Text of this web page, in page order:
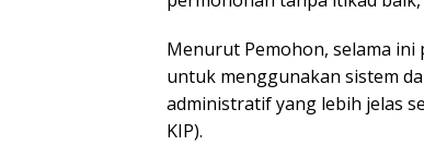
Menurut Pemohon, selama
untuk menggunakan sistem
administratif yang lebih jelas
KIP).